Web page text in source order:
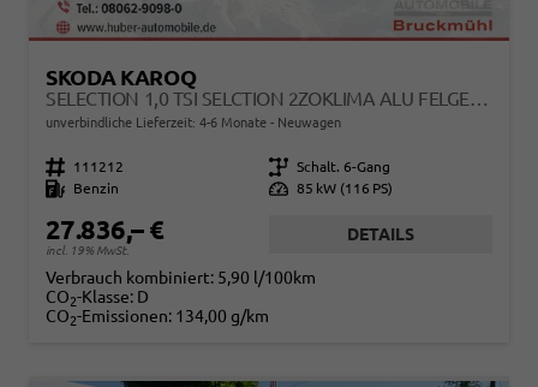
SKODA KAROQ
SELECTION 1,0 TSI SELCTION 2ZOKLIMA ALU FELGEN 5J GARANTIE SITZHEIZUNG LED SCHEINWERFER TEMPOMAT
unverbindliche Lieferzeit: 4-6 Monate Neuwagen
Fahrzeugnr. 111212 Getriebe Schalt. 6-Gang
Kraftstoff
Benzin Leistung 85 kW (116 PS)
27.836,– €
incl. 19% MwSt.
DETAILS
Verbrauch kombiniert: 5,90 l/100km
CO2-Klasse: D
CO2-Emissionen: 134,00 g/km